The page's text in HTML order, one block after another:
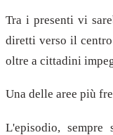
Tra i presenti vi
diretti verso il
oltre a cittadini
Una delle aree più
L'episodio, sempre